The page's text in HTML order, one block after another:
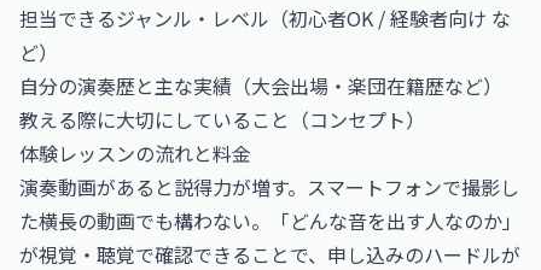
担当できるジャンル・レベル（初心者OK / 経験者向け な
ど）
自分の演奏歴と主な実績（大会出場・楽団在籍歴など）
教える際に大切にしていること（コンセプト）
体験レッスンの流れと料金
演奏動画があると説得力が増す。スマートフォンで撮影し
た横長の動画でも構わない。「どんな音を出す人なのか」
が視覚・聴覚で確認できることで、申し込みのハードルが